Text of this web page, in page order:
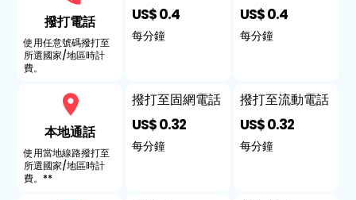
撥打電話
使用任意號碼撥打至
所選國家/地區時計
費。
本地通話
使用當地線路撥打至
所選國家/地區時計
費。**
US$ 0.4
每分鐘
撥打至固網電話
US$ 0.32
每分鐘
US$ 0.4
每分鐘
撥打至流動電話
US$ 0.32
每分鐘